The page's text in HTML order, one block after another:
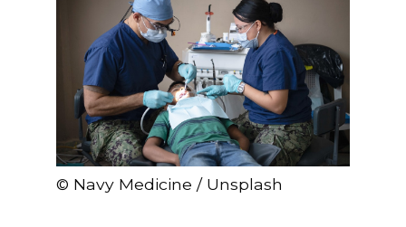
© Navy Medicine / Unsplash